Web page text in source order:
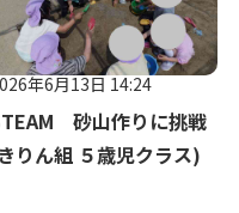
年6月13日 14:24
砂山作りに挑戦
りん組 ５歳児クラス)